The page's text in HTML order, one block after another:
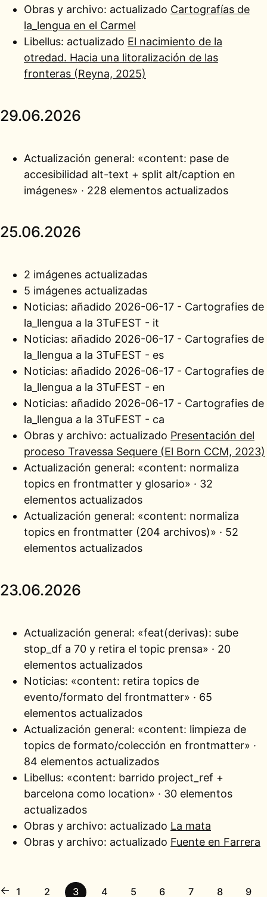
Obras y archivo: actualizado Cartografías de
la_lengua en el Carmel
Libellus: actualizado El nacimiento de la
otredad. Hacia una litoralización de las
fronteras (Reyna, 2025)
29.06.2026
Actualización general: «content: pase de
accesibilidad alt-text + split alt/caption en
imágenes» · 228 elementos actualizados
25.06.2026
2 imágenes actualizadas
5 imágenes actualizadas
Noticias: añadido 2026-06-17 - Cartografies de
la_llengua a la 3TuFEST - it
Noticias: añadido 2026-06-17 - Cartografies de
la_llengua a la 3TuFEST - es
Noticias: añadido 2026-06-17 - Cartografies de
la_llengua a la 3TuFEST - en
Noticias: añadido 2026-06-17 - Cartografies de
la_llengua a la 3TuFEST - ca
Obras y archivo: actualizado Presentación del
proceso Travessa Sequere (El Born CCM, 2023)
Actualización general: «content: normaliza
topics en frontmatter y glosario» · 32
elementos actualizados
Actualización general: «content: normaliza
topics en frontmatter (204 archivos)» · 52
elementos actualizados
23.06.2026
Actualización general: «feat(derivas): sube
stop_df a 70 y retira el topic prensa» · 20
elementos actualizados
Noticias: «content: retira topics de
evento/formato del frontmatter» · 65
elementos actualizados
Actualización general: «content: limpieza de
topics de formato/colección en frontmatter» ·
84 elementos actualizados
Libellus: «content: barrido project_ref +
barcelona como location» · 30 elementos
actualizados
Obras y archivo: actualizado La mata
Obras y archivo: actualizado Fuente en Farrera
← 1 2 3 4 5 6 7 8 9